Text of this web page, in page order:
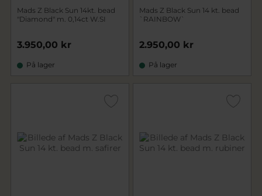
Mads Z Black Sun 14kt. bead
"Diamond" m. 0,14ct W.SI
3.950,00 kr
På lager
Mads Z Black Sun 14 kt. bead
`RAINBOW`
2.950,00 kr
På lager